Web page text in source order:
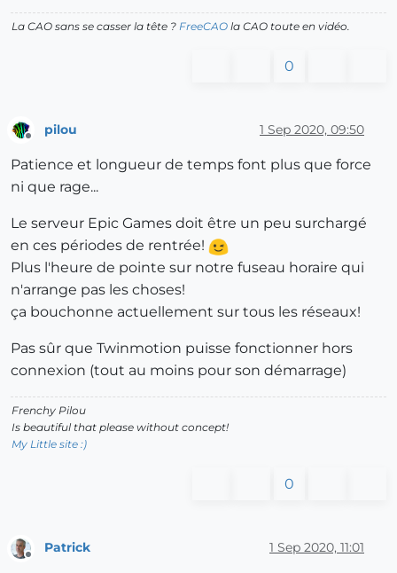
La CAO sans se casser la tête ? FreeCAO la CAO toute en vidéo.
0
pilou 1 Sep 2020, 09:50
Patience et longueur de temps font plus que force
ni que rage...
Le serveur Epic Games doit être un peu surchargé
en ces périodes de rentrée!
Plus l'heure de pointe sur notre fuseau horaire qui
n'arrange pas les choses!
ça bouchonne actuellement sur tous les réseaux!
Pas sûr que Twinmotion puisse fonctionner hors
connexion (tout au moins pour son démarrage)
Frenchy Pilou
Is beautiful that please without concept!
My Little site :)
0
Offline
Patrick 1 Sep 2020, 11:01